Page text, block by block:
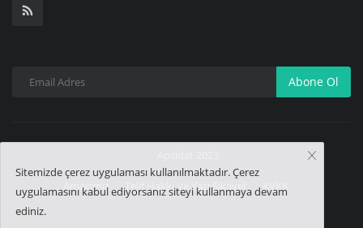
Abone Ol
Amacımız Telif Hakkı Ve Yazı Şikayet
Sitemizde çerez uygulaması kullanılmaktadır. Çerez
uygulamasını kabul ediyorsanız siteyi kullanmaya devam
ediniz.